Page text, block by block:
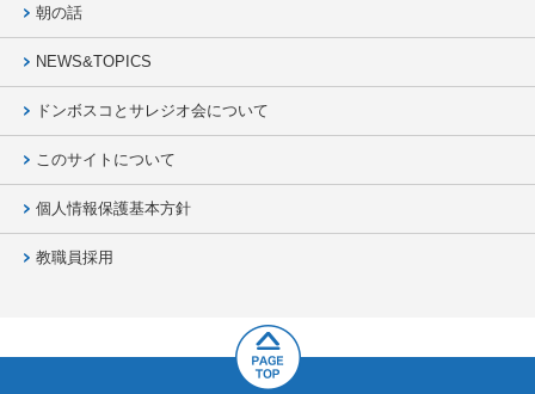
朝の話
NEWS&TOPICS
ドンボスコとサレジオ会について
このサイトについて
個人情報保護基本方針
教職員採用